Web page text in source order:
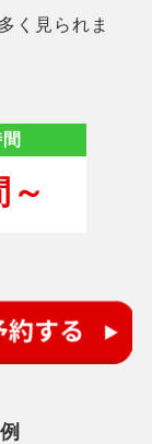
く見られま
～